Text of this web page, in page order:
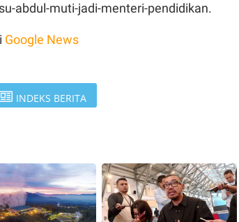
abdul-muti-jadi-menteri-pendidikan.
Google News
INDEKS BERITA